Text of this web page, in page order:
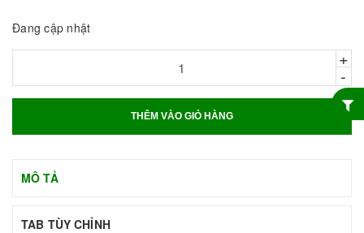
Đang cập nhật
+
-
THÊM VÀO GIỎ HÀNG
MÔ TẢ
TAB TÙY CHỈNH